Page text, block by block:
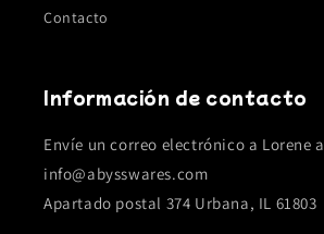
Contacto
Información de contacto
Envíe un correo electrónico a Lorene a
info@abysswares.com
Apartado postal 374 Urbana, IL 61803